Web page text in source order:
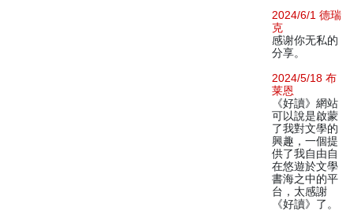
2024/6/1 德瑞
克
感谢你无私的
分享。
2024/5/18 布
莱恩
《好讀》網站
可以說是啟蒙
了我對文學的
興趣，一個提
供了我自由自
在悠遊於文學
書海之中的平
台，太感謝
《好讀》了。